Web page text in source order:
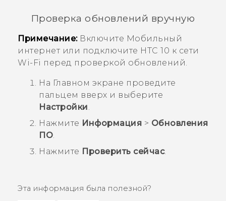
Проверка обновлений вручную
Примечание:Включите Мобильный
интернет или подключите HTC 10 к сети
Wi-Fi перед проверкой обновлений.
На Главном экране проведите
пальцем вверх и выберите
Настройки.
Нажмите Информация > Обновления
ПО.
Нажмите Проверить сейчас.
Эта информация была полезной?